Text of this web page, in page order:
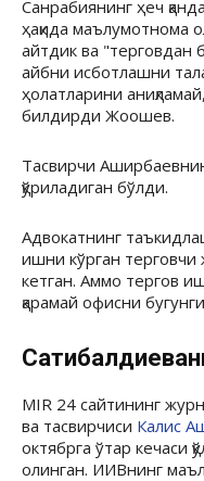
Санрабиянинг ҳеч
ҳақида маълумотнома
айтдик ва "терговдан
айбни исботлашни
ҳолатларини
билдирди Жоошев.
Тасвирчи
қўриладиган бўлди.
Адвокатнинг
ишни кўрган
кетган. Аммо тергов
қарамай офисни
MIR 24 сайтининг
ва тасвирчиси Калис
октябрга ўтар кечаси
олинган. ИИВнинг